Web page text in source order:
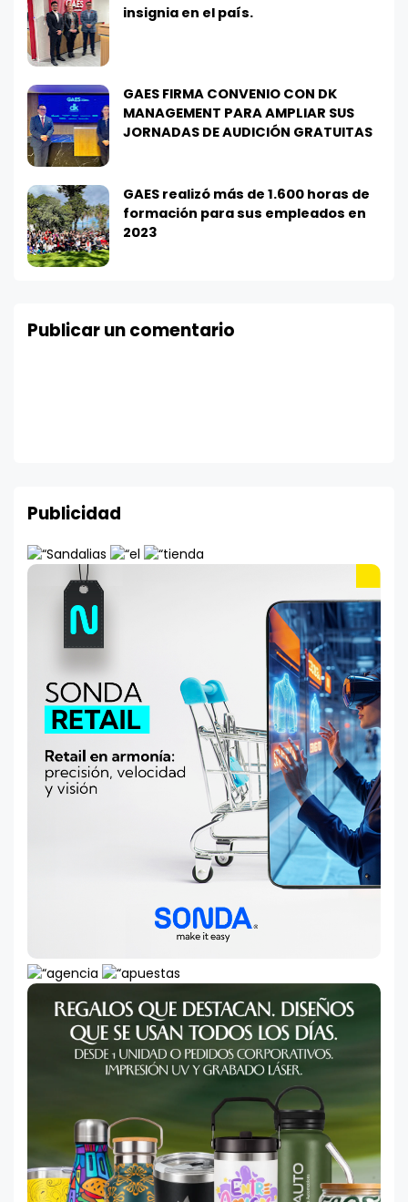
insignia en el país.
GAES FIRMA CONVENIO CON DK
MANAGEMENT PARA AMPLIAR SUS
JORNADAS DE AUDICIÓN GRATUITAS
GAES realizó más de 1.600 horas de
formación para sus empleados en
2023
Publicar un comentario
Publicidad